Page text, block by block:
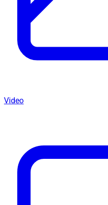
Video